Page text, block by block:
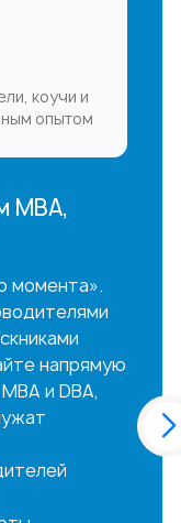
коучи и
опытом
MBA,
момента».
напрямую
и DBA,